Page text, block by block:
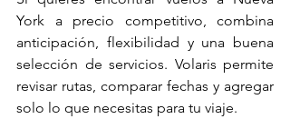
York a precio competitivo, combina
anticipación, flexibilidad y una buena
selección de servicios. Volaris permite
revisar rutas, comparar fechas y agregar
solo lo que necesitas para tu viaje.